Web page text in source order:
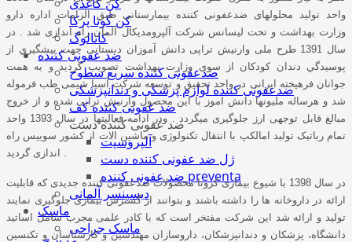
کن گوتا پرکا
کاتالوگ
ضد عفونی کننده
ضدعفونی کننده سریع سطوح
ضدعفونی کننده لوازم پزشکی و دندانپزشکی
ضد عفونی کننده کف
ضد عفونی کننده دست
آلپروسپت
ژل ضد عفونی کننده دست
ضد عفونی کننده preventa
ديسپنسر آلمانی
ماسک
ماسک جراحی
واحد تولید محلولهای ضدعفونی کننده بیمارستانی طبق الزامات اداره دارو
وزارت بهداشت و تحت لیسانس شرکت آلپرومدیکال آلمان راه اندازی شد . در
سال 1391 طرح ملی وارنیش تراپی دانش آموزان دبستانی جهت پيشگيري از
پوسيدگي دندان کودکان از سوی وزارت بهداشت تصویب گردید و به همت
جوانان فرهیخته ایرانی در واحد تحقیق و توسعه شرکت آسیا شیمی طب فرموله
شد و هرساله ملیونها دانش اموز با این محصول وارنیش تراپی شده و از خروج
مبالغ قابل توجهی ارز جلوگیری میگردد . ودر ادامه فعالیتها در سال 1393 واحد
تمام رباتیک تولید امالکپ با انتقال تکنولوژی و ماشین الات از کشور سوییس راه
در سال 1398 با شیوع بیماری کرونا محصولات ضدعفونی کننده جدیدی که قابلیت
ارائه در داروخانه ها را داشته باشند و بتوانند از گسترش بیماری جلوگیری نمایند
تولید و ارائه شد این شرکت مفتخر است که با کادر علمی مجرب شامل اساتید
دانشگاه، پزشکان و دندانپزشکان، داروسازان مهندسین و کارشناسان و تکنسین